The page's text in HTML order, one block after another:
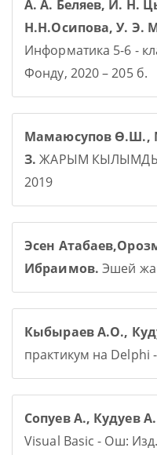
А. А. Беляев, И. Н.
Н.Н.Осипова, У. Э.
Информатика 5-6 -
Фонду, 2020 – 205 б.
Мамаюсупов Ө.Ш.,
З. ЖАРЫМ
2019
Эсен
Ибраимов. Эшей
Кыбыраев А.О.,
практикум на Delphi
Сопуев А., Кудуев А.
Visual Basic - Ош: